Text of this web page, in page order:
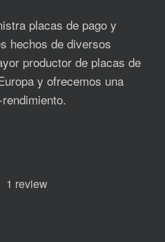
placas de pago y
hechos de diversos
productor de placas de
y ofrecemos una
1 review